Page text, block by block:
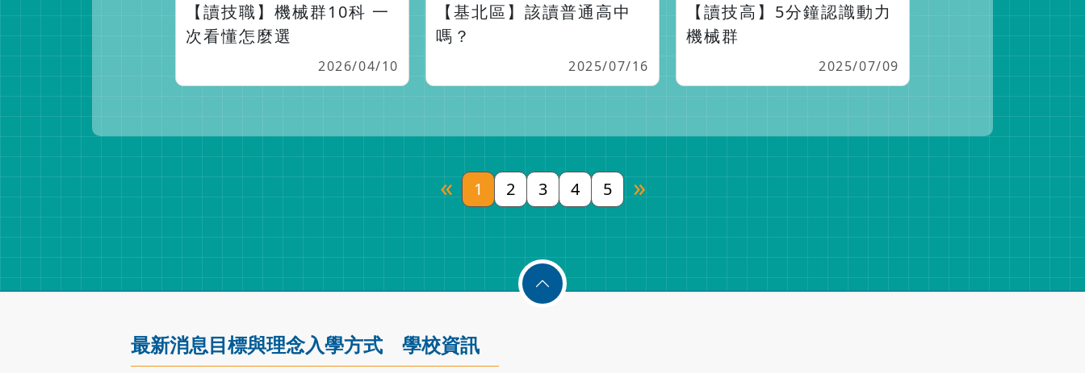
【讀技職】機械群10科 一
次看懂怎麼選
2026/04/10
【基北區】該讀普通高中
嗎？
2025/07/16
【讀技高】5分鐘認識動力
機械群
2025/07/09
« 1 2 3 4 5 »
最新消息目標與理念入學方式 學校資訊